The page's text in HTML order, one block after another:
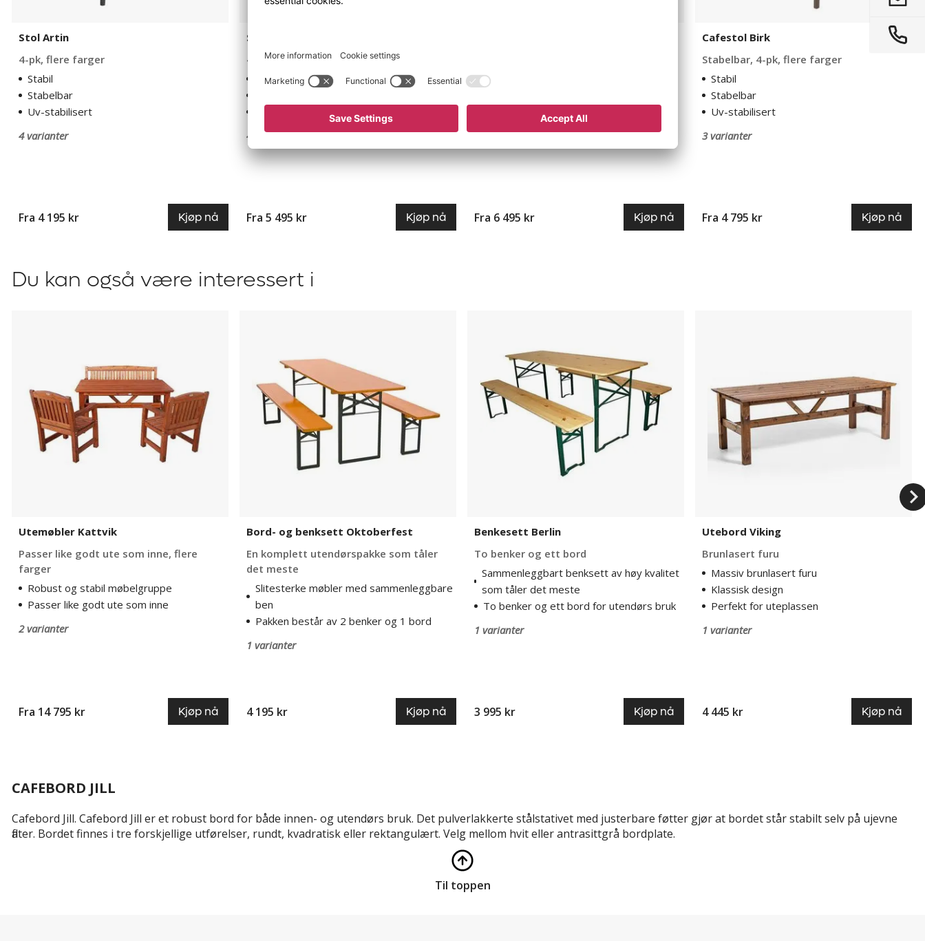
Stol Artin
4-pk, flere farger
Stabil
Stabelbar
Uv-stabilisert
4 varianter
Fra 4 195 kr Kjøp nå
Stol Artin med armlener
4-pk, flere farger
Stabil
4 varianter
Fra 5 495 kr Kjøp nå
Stabil
Uv-stabilisert
3 varianter
Fra 6 495 kr Kjøp nå
Cafestol Birk
Stabelbar, 4-pk, flere farger
Stabil
Stabelbar
Uv-stabilisert
3 varianter
Fra 4 795 kr Kjøp nå
Du kan også være interessert i
Utemøbler Kattvik
Passer like godt ute som inne, flere
farger
Robust og stabil møbelgruppe
Passer like godt ute som inne
2 varianter
Fra 14 795 kr Kjøp nå
Oktoberfest
Bord- og benksett Oktoberfest
En komplett utendørspakke som tåler
det meste
Slitesterke møbler med sammenleggbare
ben
Pakken består av 2 benker og 1 bord
1 varianter
4 195 kr Kjøp nå
Benkesett Berlin
To benker og ett bord
Sammenleggbart benksett av høy kvalitet
som tåler det meste
To benker og ett bord for utendørs bruk
1 varianter
3 995 kr Kjøp nå
Utebord Viking
Brunlasert furu
Massiv brunlasert furu
Klassisk design
Perfekt for uteplassen
1 varianter
4 445 kr Kjøp nå
CAFEBORD JILL
Cafebord Jill. Cafebord Jill er et robust bord for både innen- og utendørs bruk. Det pulverlakkerte stålstativet med justerbare føtter gjør at bordet står stabilt selv på ujevne
flater. Bordet finnes i tre forskjellige utførelser, rundt, kvadratisk eller rektangulært. Velg mellom hvit eller antrasittgrå bordplate.
Til toppen